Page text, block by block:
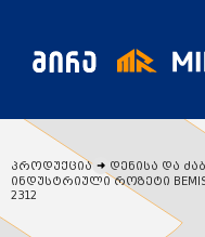
პროდუქცია
დენისა და
ინდუსტრიული როზეტი
2312